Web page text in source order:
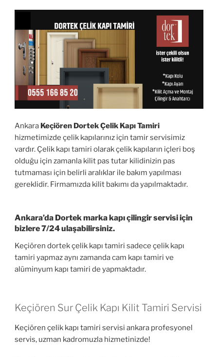
Ankara Keçiören Dortek Çelik Kapı Tamiri
hizmetimizde çelik kapılarınız için tamir servisimiz
vardır. Çelik kapı tamiri olarak çelik kapıların içleri boş
olduğu için zamanla kilit pas tutar kilidinizin pas
tutmaması için belirli aralıklar ile bakım yapılması
gereklidir. Firmamızda kilit bakımı da yapılmaktadır.
Ankara’da Dortek marka kapı çilingir servisi için
bizlere 7/24 ulaşabilirsiniz.
Keçiören dortek çelik kapı tamiri sadece çelik kapı
tamiri yapmaz aynı zamanda cam kapı tamiri ve
alüminyum kapı tamiri de yapmaktadır.
Keçiören Sur Çelik Kapı Kilit Tamiri Servisi
Keçiören çelik kapı tamiri servisi ankara profesyonel
servis, uzman kadromuzla hizmetinizde!